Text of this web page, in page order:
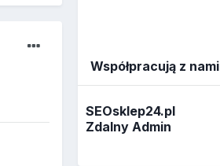
Współpracują z nami
SEOsklep24.pl
Zdalny Admin